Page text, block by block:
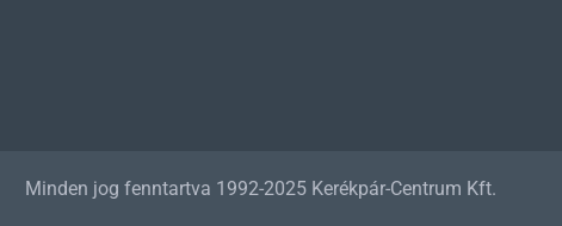
Minden jog fenntartva 1992-2025 Kerékpár-Centrum Kft.